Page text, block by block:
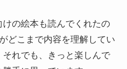
の絵本も読んでくれたの
どこまで内容を理解してい
れでも、きっと楽しんで